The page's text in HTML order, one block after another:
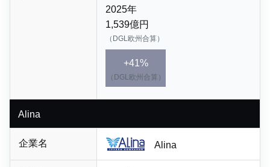
2025年
1,539億円
（DGL欧州合算）
+41%
（DGL欧州合算）
Alina
企業名 Alina